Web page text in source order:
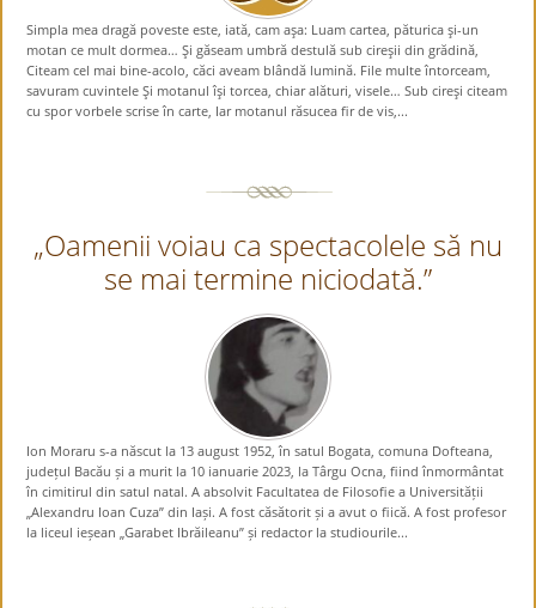
Simpla mea dragă poveste este, iată, cam aşa: Luam cartea, păturica şi-un
motan ce mult dormea… Şi găseam umbră destulă sub cireşii din grădină,
Citeam cel mai bine-acolo, căci aveam blândă lumină. File multe întorceam,
savuram cuvintele Şi motanul îşi torcea, chiar alături, visele… Sub cireşi citeam
cu spor vorbele scrise în carte, Iar motanul răsucea fir de vis,...
„Oamenii voiau ca spectacolele să nu
se mai termine niciodată.”
Ion Moraru s-a născut la 13 august 1952, în satul Bogata, comuna Dofteana,
județul Bacău și a murit la 10 ianuarie 2023, la Târgu Ocna, fiind înmormântat
în cimitirul din satul natal. A absolvit Facultatea de Filosofie a Universității
„Alexandru Ioan Cuza” din Iași. A fost căsătorit și a avut o fiică. A fost profesor
la liceul ieșean „Garabet Ibrăileanu” și redactor la studiourile...